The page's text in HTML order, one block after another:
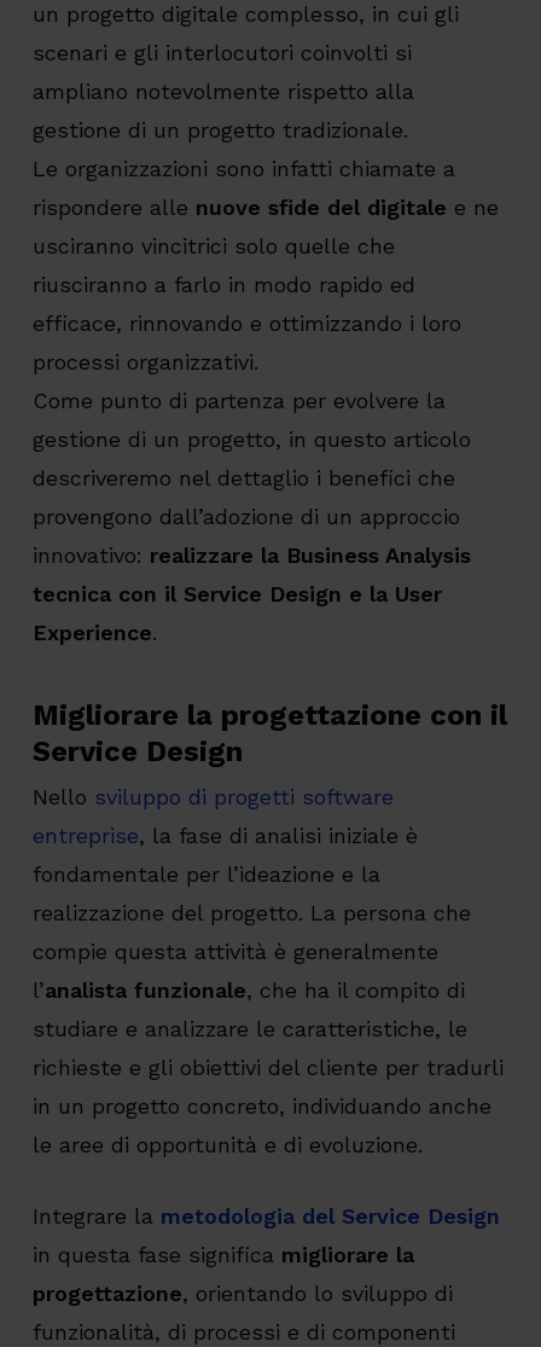
un progetto digitale complesso, in cui gli
scenari e gli interlocutori coinvolti si
ampliano notevolmente rispetto alla
gestione di un progetto tradizionale.
Le organizzazioni sono infatti chiamate a
rispondere alle nuove sfide del digitale e ne
usciranno vincitrici solo quelle che
riusciranno a farlo in modo rapido ed
efficace, rinnovando e ottimizzando i loro
processi organizzativi.
Come punto di partenza per evolvere la
gestione di un progetto, in questo articolo
descriveremo nel dettaglio i benefici che
provengono dall’adozione di un approccio
innovativo: realizzare la Business Analysis
tecnica con il Service Design e la User
Experience.
Migliorare la progettazione con il
Service Design
Nello sviluppo di progetti software
entreprise, la fase di analisi iniziale è
fondamentale per l’ideazione e la
realizzazione del progetto. La persona che
compie questa attività è generalmente
l’analista funzionale, che ha il compito di
studiare e analizzare le caratteristiche, le
richieste e gli obiettivi del cliente per tradurli
in un progetto concreto, individuando anche
le aree di opportunità e di evoluzione.
Integrare la metodologia del Service Design
in questa fase significa migliorare la
progettazione, orientando lo sviluppo di
funzionalità, di processi e di componenti